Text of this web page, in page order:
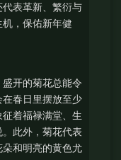
表革新、繁衍与
，保佑新年健
开的菊花总能令
春日里摆放至少
着福禄满堂、生
此外，菊花代表
和明亮的黄色尤